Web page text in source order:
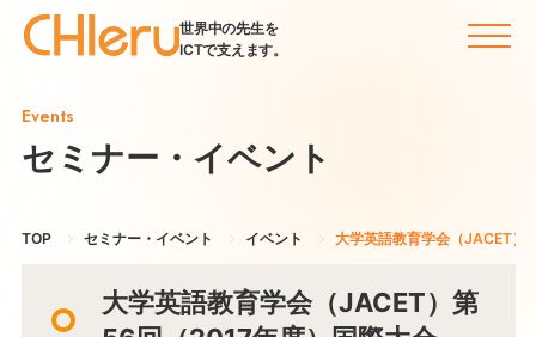
世界中の先生を
ICTで支えます。
Events
セミナー・イベント
TOP セミナー・イベント イベント 大学英語教育学会（JACET）
大学英語教育学会（JACET）第